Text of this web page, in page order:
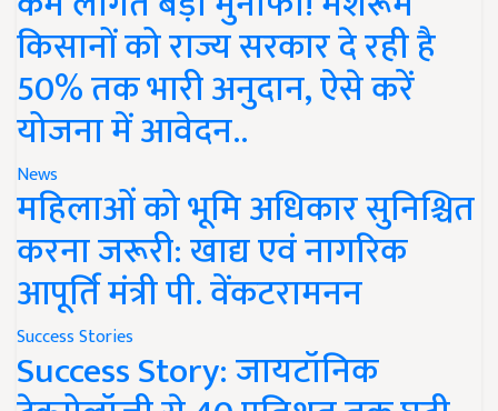
किसानों को राज्य सरकार दे रही है
50% तक भारी अनुदान, ऐसे करें
योजना में आवेदन..
News
महिलाओं को भूमि अधिकार सुनिश्चित
करना जरूरी: खाद्य एवं नागरिक
आपूर्ति मंत्री पी. वेंकटरामनन
Success Stories
Success Story: जायटॉनिक